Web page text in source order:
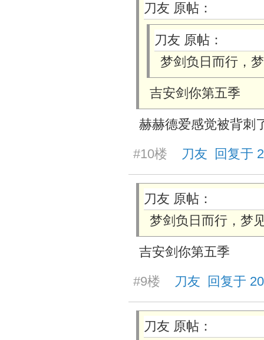
刀友 原帖：
刀友 原帖：
梦剑负日而行，
吉安剑你第五季
赫赫德爱感觉被背刺
#10楼 刀友 回复于
刀友 原帖：
梦剑负日而行，梦
吉安剑你第五季
#9楼 刀友 回复于
刀友 原帖：